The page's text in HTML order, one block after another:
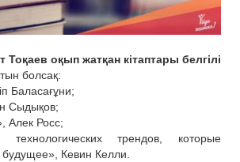
оқып жатқан кітаптары белгілі
болсақ:
Баласағұни;
Сыдықов;
Алек Росс;
трендов, которые
Кевин Келли.